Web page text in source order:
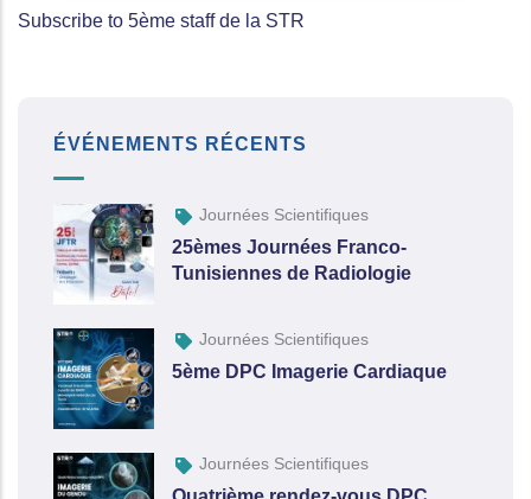
Subscribe to 5ème staff de la STR
ÉVÉNEMENTS RÉCENTS
Journées Scientifiques
25èmes Journées Franco-
Tunisiennes de Radiologie
Journées Scientifiques
5ème DPC Imagerie Cardiaque
Journées Scientifiques